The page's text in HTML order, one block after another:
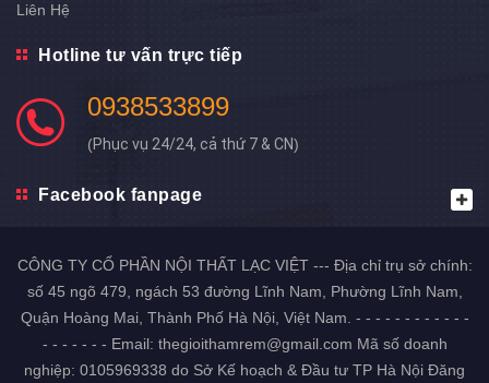
Liên Hệ
Hotline tư vấn trực tiếp
0938533899
(Phục vụ 24/24, cả thứ 7 & CN)
Facebook fanpage
CÔNG TY CỔ PHẦN NỘI THẤT LẠC VIỆT --- Địa chỉ trụ sở chính:
số 45 ngõ 479, ngách 53 đường Lĩnh Nam, Phường Lĩnh Nam,
Quận Hoàng Mai, Thành Phố Hà Nội, Việt Nam. - - - - - - - - - - - -
- - - - - - - Email: thegioithamrem@gmail.com Mã số doanh
nghiệp: 0105969338 do Sở Kế hoạch & Đầu tư TP Hà Nội Đăng